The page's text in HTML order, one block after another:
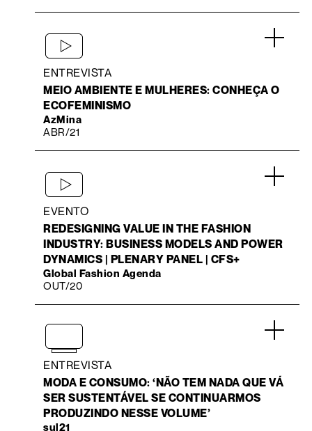
ENTREVISTA
MEIO AMBIENTE E MULHERES: CONHEÇA O
ECOFEMINISMO
AzMina
ABR/21
.
EVENTO
REDESIGNING VALUE IN THE FASHION
INDUSTRY: BUSINESS MODELS AND POWER
DYNAMICS | PLENARY PANEL | CFS+
Global Fashion Agenda
OUT/20
.
ENTREVISTA
MODA E CONSUMO: ‘NÃO TEM NADA QUE VÁ
SER SUSTENTÁVEL SE CONTINUARMOS
PRODUZINDO NESSE VOLUME’
sul21
.